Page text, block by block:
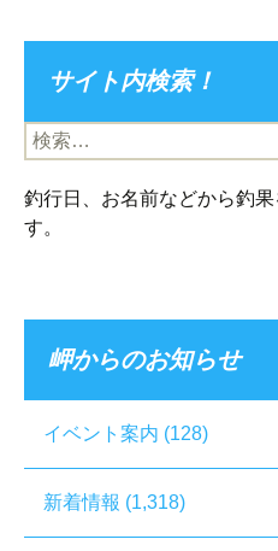
サイト内検索！
検
索:
釣行日、お名前などから釣
す。
岬からのお知らせ
イベント案内 (128)
新着情報 (1,318)